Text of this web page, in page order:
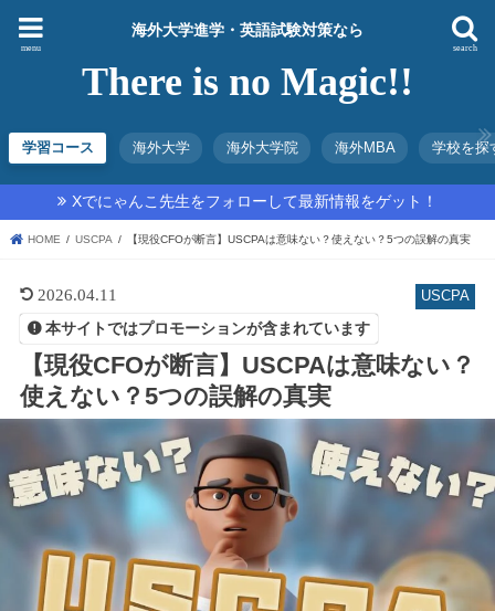
海外大学進学・英語試験対策なら
There is no Magic!!
search
menu
学習コース 海外大学 海外大学院 海外MBA 学校を探
Xでにゃんこ先生をフォローして最新情報をゲット！
HOME USCPA 【現役CFOが断言】USCPAは意味ない？使えない？5つの誤解の真実
USCPA
2026.04.11
本サイトではプロモーションが含まれています
【現役CFOが断言】USCPAは意味ない？
使えない？5つの誤解の真実